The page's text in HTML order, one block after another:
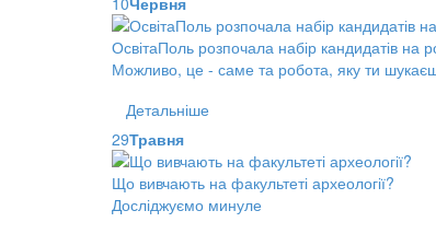
ОсвітаПоль розпочала набір кандидатів на
Можливо, це - саме та робота, яку ти
Детальніше
29Травня
Що вивчають на факультеті археології?
Досліджуємо минуле